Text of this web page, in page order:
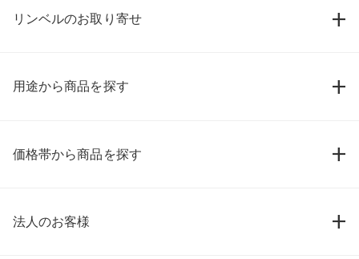
リンベルのお取り寄せ
用途から商品を探す
価格帯から商品を探す
法人のお客様